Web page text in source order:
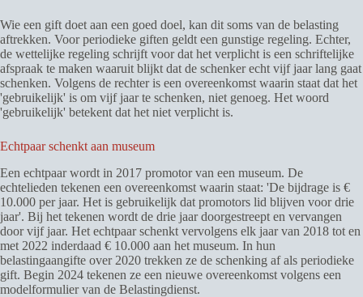
Wie een gift doet aan een goed doel, kan dit soms van de belasting
aftrekken. Voor periodieke giften geldt een gunstige regeling. Echter,
de wettelijke regeling schrijft voor dat het verplicht is een schriftelijke
afspraak te maken waaruit blijkt dat de schenker echt vijf jaar lang gaat
schenken. Volgens de rechter is een overeenkomst waarin staat dat het
'gebruikelijk' is om vijf jaar te schenken, niet genoeg. Het woord
'gebruikelijk' betekent dat het niet verplicht is.
Echtpaar schenkt aan museum
Een echtpaar wordt in 2017 promotor van een museum. De
echtelieden tekenen een overeenkomst waarin staat: 'De bijdrage is €
10.000 per jaar. Het is gebruikelijk dat promotors lid blijven voor drie
jaar'. Bij het tekenen wordt de drie jaar doorgestreept en vervangen
door vijf jaar. Het echtpaar schenkt vervolgens elk jaar van 2018 tot en
met 2022 inderdaad € 10.000 aan het museum. In hun
belastingaangifte over 2020 trekken ze de schenking af als periodieke
gift. Begin 2024 tekenen ze een nieuwe overeenkomst volgens een
modelformulier van de Belastingdienst.